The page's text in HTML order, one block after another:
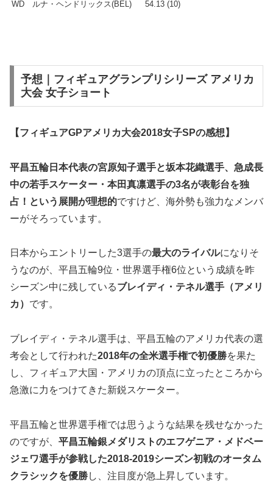
WD ルナ・ヘンドリックス(BEL) 54.13 (10)
予想｜フィギュアグランプリシリーズ アメリカ
大会 女子ショート
【フィギュアGPアメリカ大会2018女子SPの感想】
平昌五輪日本代表の宮原知子選手と坂本花織選手、急成長
中の若手スケーター・本田真凛選手の3名が表彰台を独
占！という展開が理想的ですけど、海外勢も強力なメンバ
ーがそろっています。
日本からエントリーした3選手の最大のライバルになりそ
うなのが、平昌五輪9位・世界選手権6位という成績を昨
シーズン中に残しているブレイディ・テネル選手（アメリ
カ） です。
ブレイディ・テネル選手は、平昌五輪のアメリカ代表の選
考会として行われた2018年の全米選手権で初優勝を果た
し、フィギュア大国・アメリカの頂点に立ったところから
急激に力をつけてきた新鋭スケーター。
平昌五輪と世界選手権では思うような結果を残せなかった
のですが、 平昌五輪銀メダリストのエフゲニア・メドベー
ジェワ選手が参戦した2018-2019シーズン初戦のオータム
クラシックを優勝し、注目度が急上昇しています。